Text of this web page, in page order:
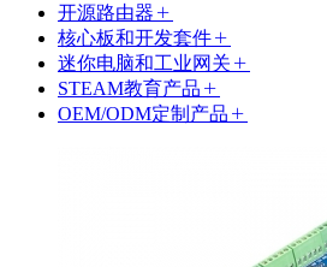
开源路由器
核心板和开发套件
迷你电脑和工业网关
STEAM教育产品
OEM/ODM定制产品